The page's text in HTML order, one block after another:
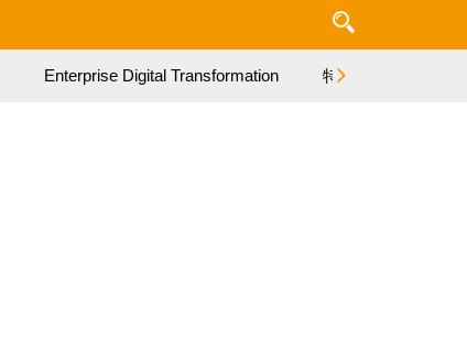
Enterprise Digital Transformation 特集